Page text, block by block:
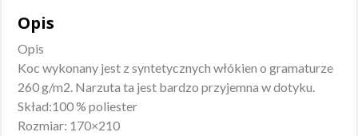
Opis
Opis
Koc wykonany jest z syntetycznych włókien o gramaturze
260 g/m2. Narzuta ta jest bardzo przyjemna w dotyku.
Skład:100 % poliester
Rozmiar: 170×210